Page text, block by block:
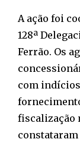
A ação foi
128ª
Ferrão. Os
com
fiscalização